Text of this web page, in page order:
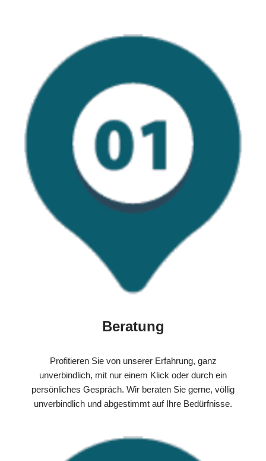
Beratung
Profitieren Sie von unserer Erfahrung, ganz
unverbindlich, mit nur einem Klick oder durch ein
persönliches Gespräch. Wir beraten Sie gerne, völlig
unverbindlich und abgestimmt auf Ihre Bedürfnisse.